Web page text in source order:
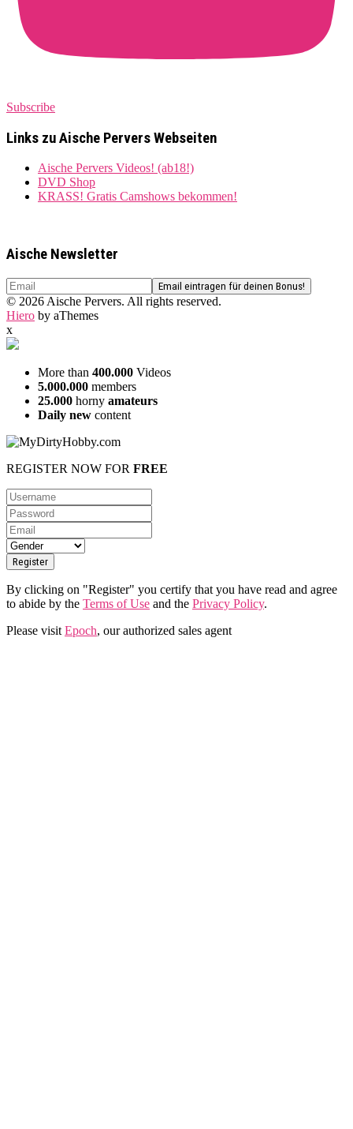
Subscribe
Links zu Aische Pervers Webseiten
Aische Pervers Videos! (ab18!)
DVD Shop
KRASS! Gratis Camshows bekommen!
Aische Newsletter
© 2026 Aische Pervers. All rights reserved.
Hiero by aThemes
x
More than 400.000 Videos
5.000.000 members
25.000 horny amateurs
Daily new content
REGISTER NOW FOR FREE
By clicking on "Register" you certify that you have read and agree
to abide by the Terms of Use and the Privacy Policy.
Please visit Epoch, our authorized sales agent